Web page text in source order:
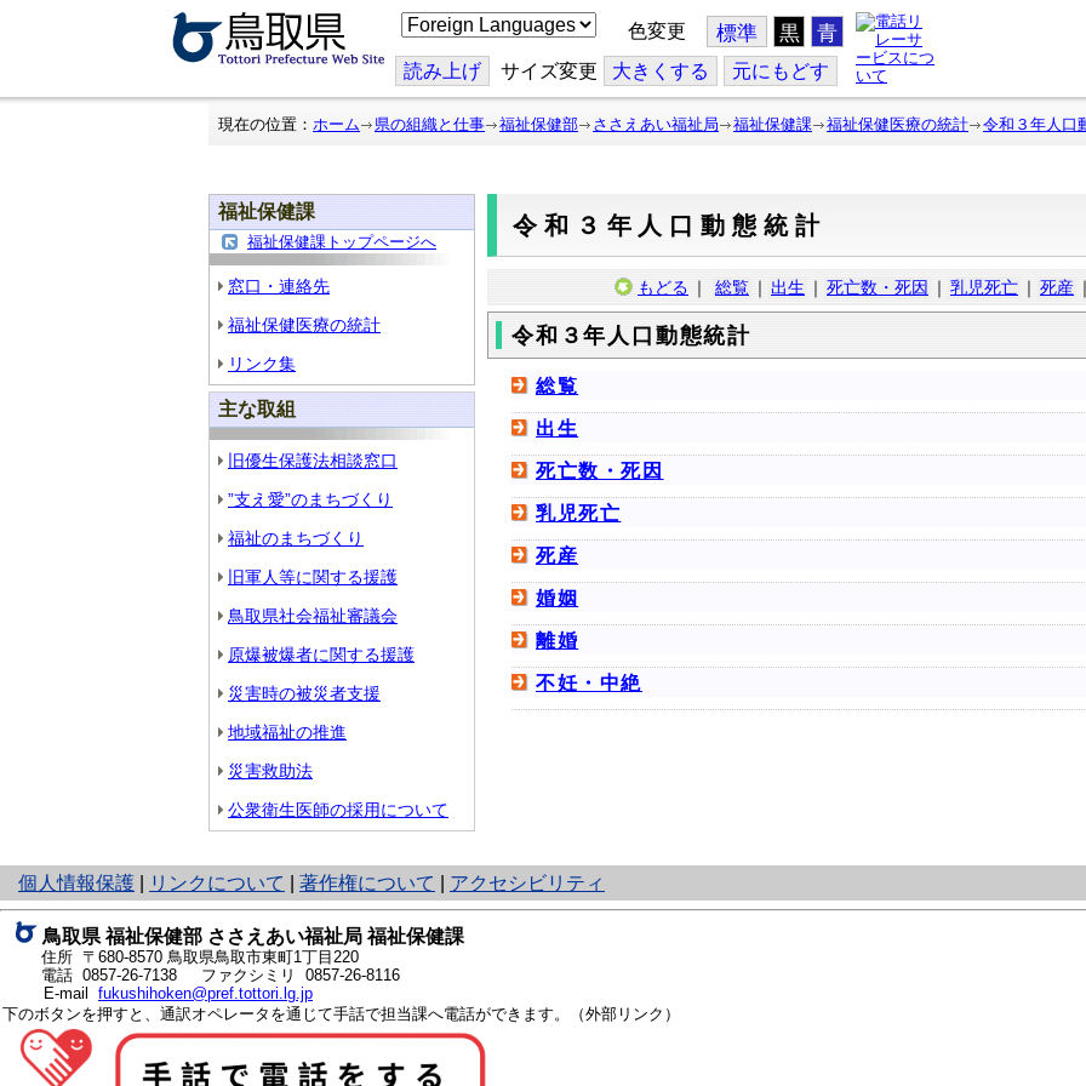
こ
の
ジ
を
翻
色変更 標準 黒 青
読み上げ サイズ変更 大きくする 元にもどす
現在の位置： ホーム 県の組織と仕事 福祉保健部 ささえあい福祉局 福祉保健課 福祉保健医療の統計 令和３年人口
福祉保健課
福祉保健課トップページへ
窓口・連絡先
福祉保健医療の統計
リンク集
主な取組
旧優生保護法相談窓口
”支え愛”のまちづくり
福祉のまちづくり
旧軍人等に関する援護
鳥取県社会福祉審議会
原爆被爆者に関する援護
災害時の被災者支援
地域福祉の推進
災害救助法
公衆衛生医師の採用について
令和３年人口動態統計
もどる ｜ 総覧 ｜ 出生 ｜ 死亡数・死因 ｜ 乳児死亡 ｜ 死産 ｜
令和３年人口動態統計
総覧
出生
死亡数・死因
乳児死亡
死産
婚姻
離婚
不妊・中絶
個人情報保護
と
り
ネ
ッ
ト
へ
の
リンクについて 著作権について アクセシビリティ
鳥取県 福祉保健部 ささえあい福祉局 福祉保健課
住所 〒680-8570 鳥取県鳥取市東町1丁目220
電話 0857-26-7138
ファクシミリ 0857-26-8116
E-mail fukushihoken@pref.tottori.lg.jp
下のボタンを押すと、通訳オペレータを通じて手話で担当課へ電話ができます。（外部リンク）